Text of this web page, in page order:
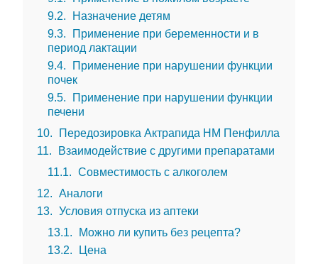
9.2
Назначение детям
9.3
Применение при беременности и в
период лактации
9.4
Применение при нарушении функции
почек
9.5
Применение при нарушении функции
печени
10
Передозировка Актрапида НМ Пенфилла
11
Взаимодействие с другими препаратами
11.1
Совместимость с алкоголем
12
Аналоги
13
Условия отпуска из аптеки
13.1
Можно ли купить без рецепта?
13.2
Цена